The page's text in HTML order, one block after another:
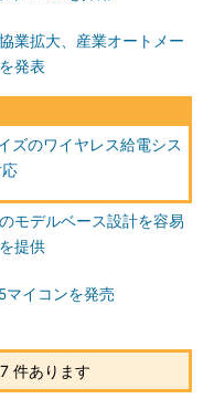
業拡大、産業オートメー
発表
ズのワイヤレス給電シス
モデルベース設計を容易
提供
マイコンを発売
件あります